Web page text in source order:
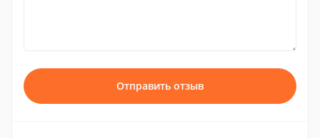
Отправить отзыв